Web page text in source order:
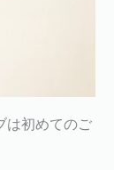
は初めてのご